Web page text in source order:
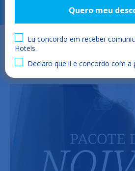
Quero meu
Eu concordo em receber
Hotels.
Declaro que li e concordo com a
RESERVAR